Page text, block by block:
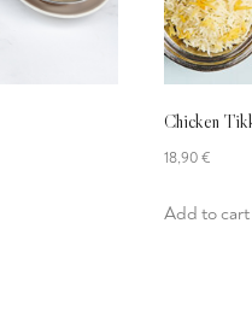
Chicken
18,90€
Add to cart